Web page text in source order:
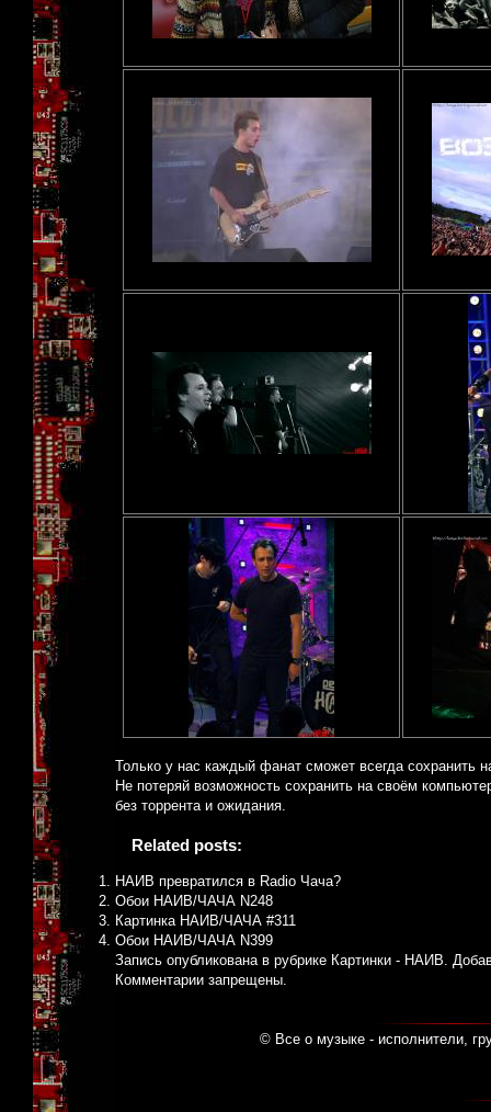
Только у нас каждый фанат сможет всегда сохранить
Не потеряй возможность сохранить на своём
без торрента и ожидания.
Related posts:
НАИВ превратился в Radio Чача?
Обои НАИВ/ЧАЧА N248
Картинка НАИВ/ЧАЧА #311
Обои НАИВ/ЧАЧА N399
Запись опубликована в рубрике Картинки - НАИВ.
Комментарии запрещены.
© Все о музыке - исполнители,